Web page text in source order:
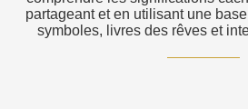
partageant et en utilisant une
symboles, livres des rêves et